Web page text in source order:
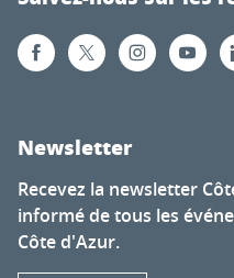
Newsletter
Recevez la newsletter
informé de tous les
Côte d'Azur.